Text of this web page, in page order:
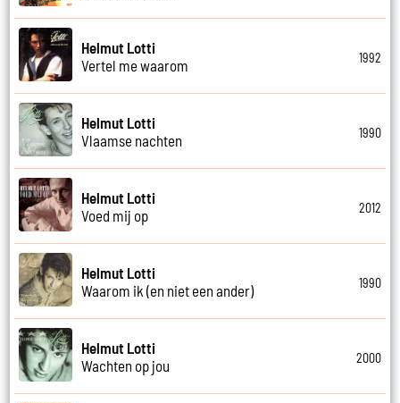
Helmut Lotti
Vertel me waarom
1992
Helmut Lotti
Vlaamse nachten
1990
Helmut Lotti
Voed mij op
2012
Helmut Lotti
Waarom ik (en niet een ander)
1990
Helmut Lotti
Wachten op jou
2000